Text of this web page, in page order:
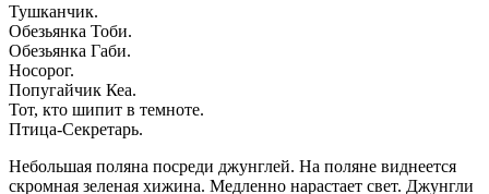
Тушканчик.
Обезьянка Тоби.
Обезьянка Габи.
Носорог.
Попугайчик Кеа.
Тот, кто шипит в темноте.
Птица-Секретарь.
Небольшая поляна посреди джунглей. На поляне виднеется
скромная зеленая хижина. Медленно нарастает свет. Джунгли